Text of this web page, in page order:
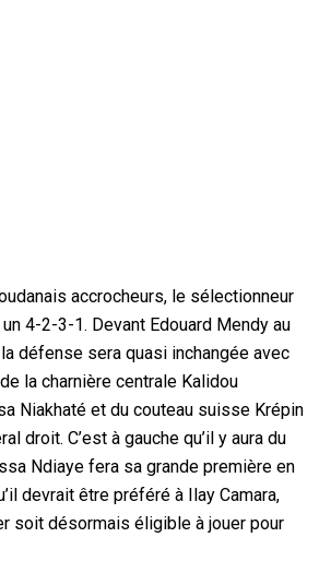
accrocheurs, le sélectionneur
4-2-3-1. Devant Edouard Mendy au
défense sera quasi inchangée avec
la charnière centrale Kalidou
Niakhaté et du couteau suisse Krépin
droit. C’est à gauche qu’il y aura du
Ndiaye fera sa grande première en
devrait être préféré à Ilay Camara,
soit désormais éligible à jouer pour